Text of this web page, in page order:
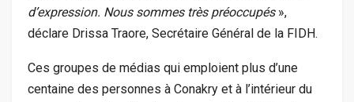
d’expression. Nous sommes très préoccupés»,
déclare Drissa Traore, Secrétaire Général de la FIDH.
Ces groupes de médias qui emploient plus d’une
centaine des personnes à Conakry et à l’intérieur du